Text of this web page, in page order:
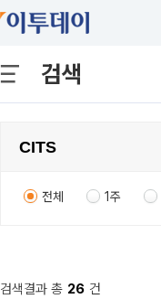
검색
전체 1주
검색결과 총 26 건